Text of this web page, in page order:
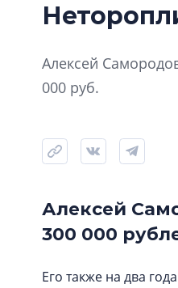
Алексей
000 руб.
Алексей
300 000
Его также на два